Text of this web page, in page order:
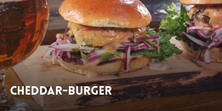
Cheddar-Burger